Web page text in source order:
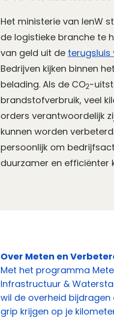
Het ministerie van IenW
de logistieke branche te
van geld uit de
Bedrijven kijken binnen
belading. Als de CO2-
brandstofverbruik, veel
orders verantwoordelijk
kunnen worden
persoonlijk om
duurzamer en efficiënter
Over Meten en
Met het programma
Infrastructuur &
wil de overheid
grip krijgen op je